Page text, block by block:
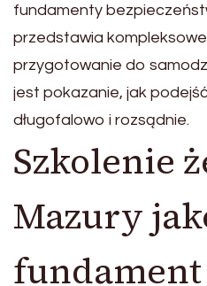
fundamenty
przedstawia
przygotowanie do
jest pokazanie, jak
długofalowo i rozsądnie.
Szkolenie
Mazury
fundament